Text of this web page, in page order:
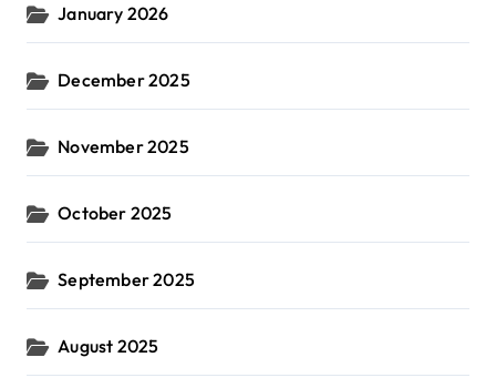
January 2026
December 2025
November 2025
October 2025
September 2025
August 2025